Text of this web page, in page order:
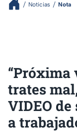
Noticias Nota
“Próxima
trates
VIDEO
a